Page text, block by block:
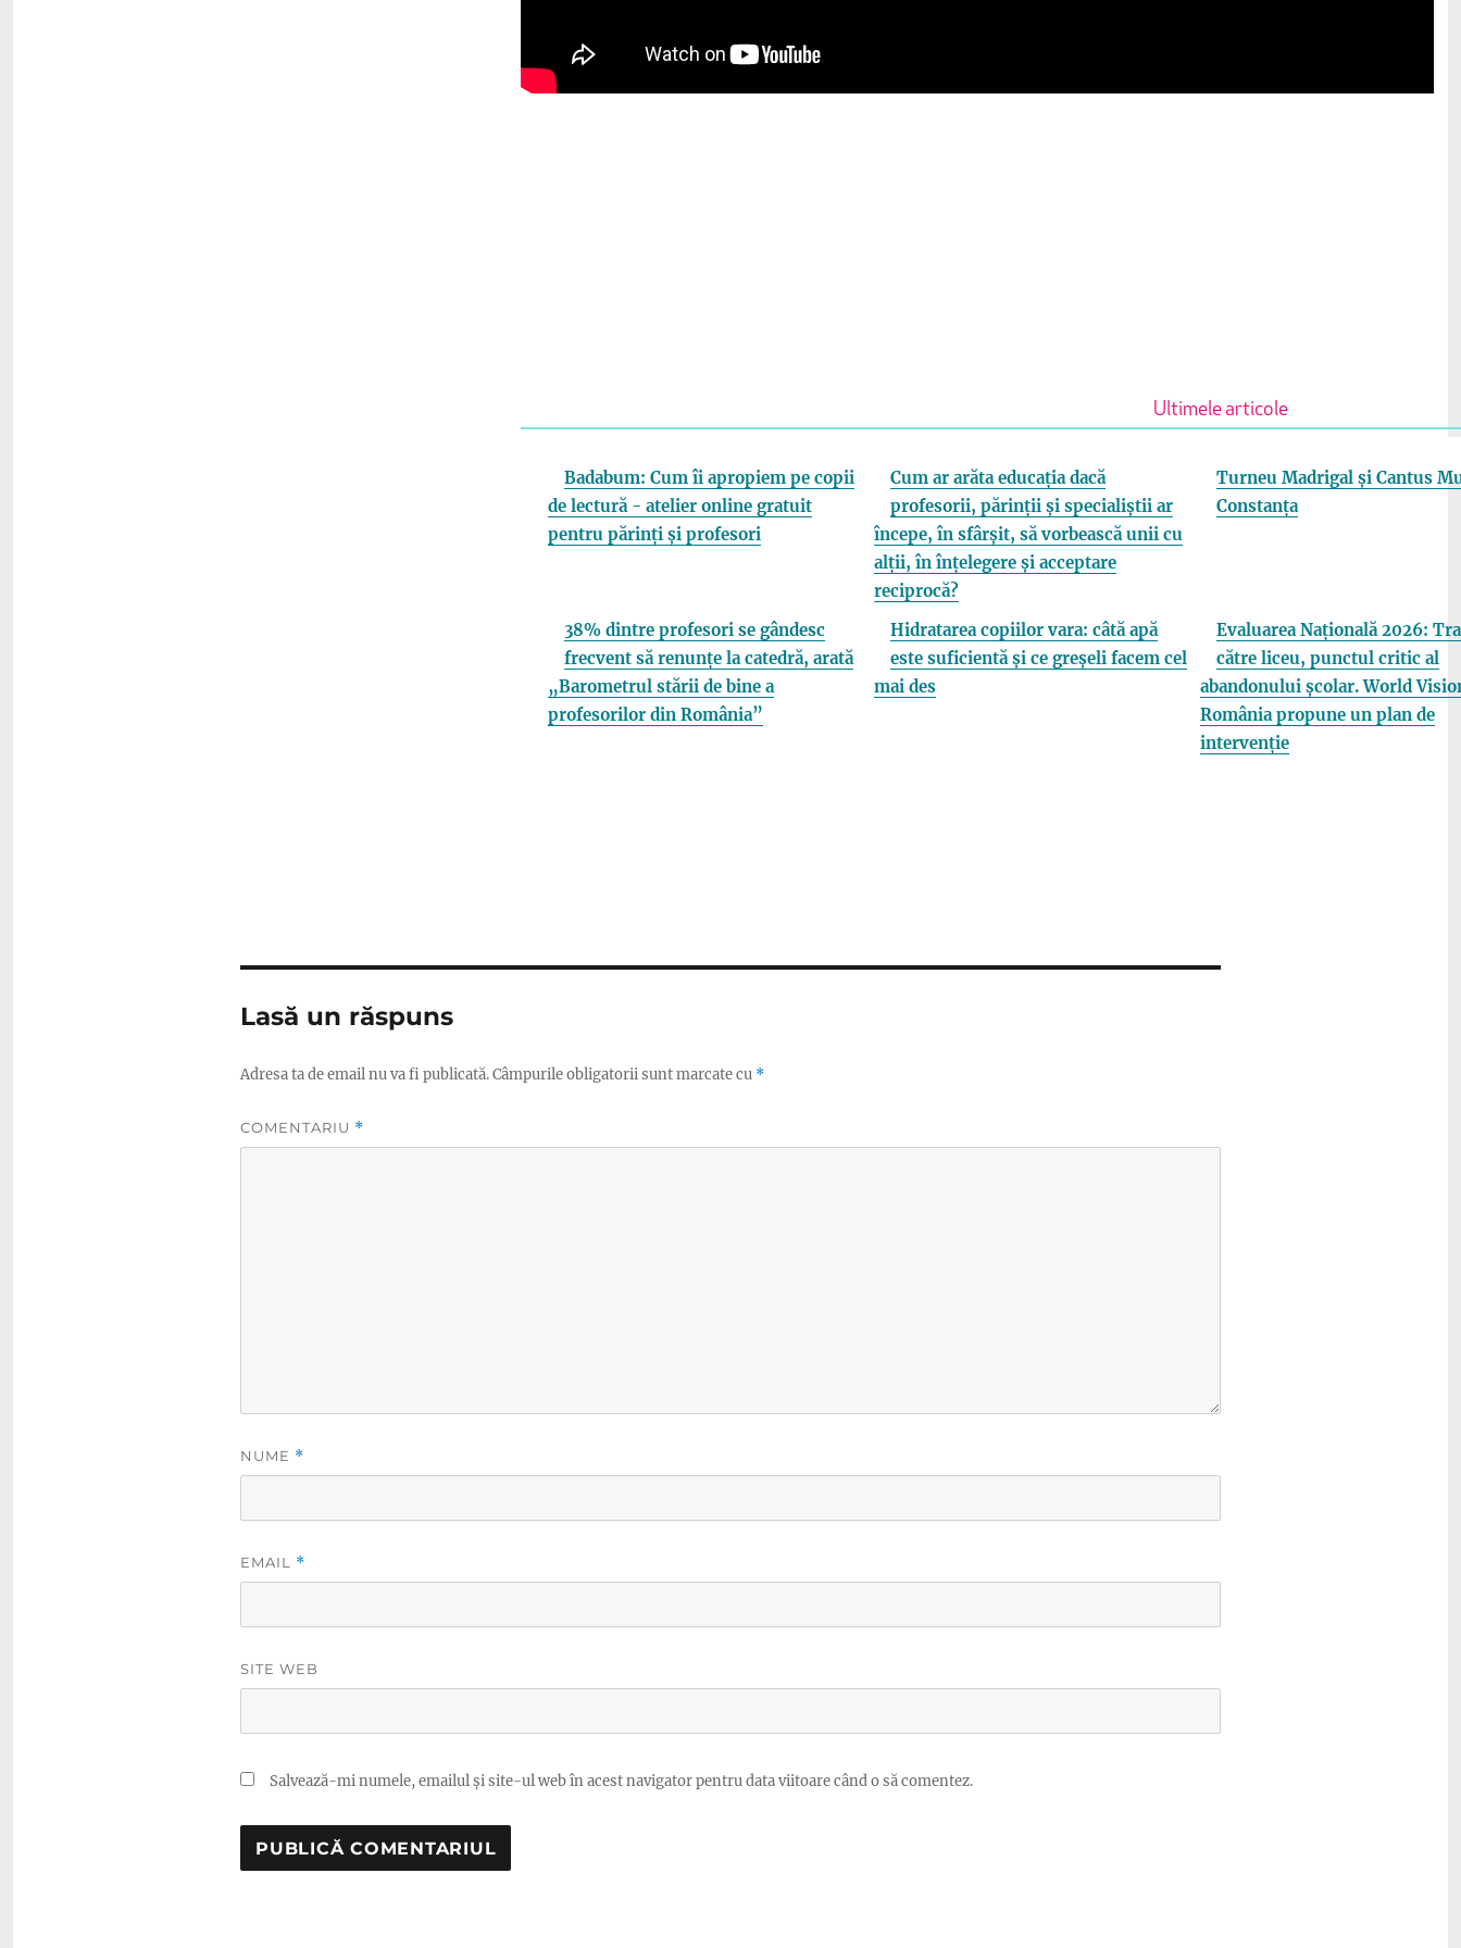
Ultimele articole
Badabum: Cum îi apropiem pe copii
de lectură - atelier online gratuit
pentru părinți și profesori
Cum ar arăta educația dacă
profesorii, părinții și specialiștii ar
începe, în sfârșit, să vorbească unii cu
alții, în înțelegere și acceptare
reciprocă?
Turneu Madrigal și Cantus
Constanța
38% dintre profesori se gândesc
frecvent să renunțe la catedră, arată
„Barometrul stării de bine a
profesorilor din România”
Hidratarea copiilor vara: câtă apă
este suficientă și ce greșeli facem cel
mai des
Evaluarea Națională 2026:
către liceu, punctul critic al
abandonului școlar. World
România propune un plan de
intervenție
Lasă un răspuns
Adresa ta de email nu va fi publicată.Câmpurile obligatorii sunt marcate cu *
COMENTARIU *
NUME *
EMAIL *
SITE WEB
Salvează-mi numele, emailul și site-ul web în acest navigator pentru data viitoare când o să comentez.